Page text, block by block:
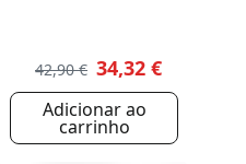
42,90 € 34,32 €
Adicionar ao
carrinho